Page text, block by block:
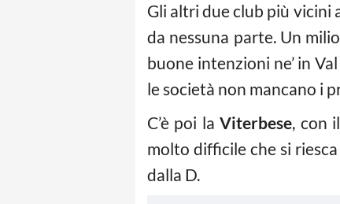
Gli altri due club più vicini
da nessuna parte. Un
buone intenzioni ne’ in
le società non mancano i
C’è poi laViterbese, con
molto difficile che si
dalla D.